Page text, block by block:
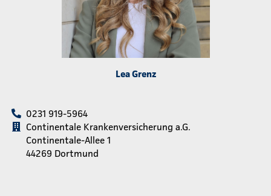
Lea Grenz
0231 919-5964
Continentale Krankenversicherung a.G.
Continentale-Allee 1
44269 Dortmund